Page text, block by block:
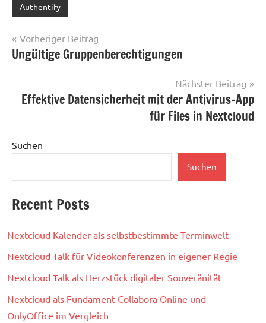
Authentify
Beitragsnavigation
Vorheriger Beitrag
Ungültige Gruppenberechtigungen
Nächster Beitrag
Effektive Datensicherheit mit der Antivirus-App
für Files in Nextcloud
Suchen
Suchen
Recent Posts
Nextcloud Kalender als selbstbestimmte Terminwelt
Nextcloud Talk für Videokonferenzen in eigener Regie
Nextcloud Talk als Herzstück digitaler Souveränität
Nextcloud als Fundament Collabora Online und
OnlyOffice im Vergleich